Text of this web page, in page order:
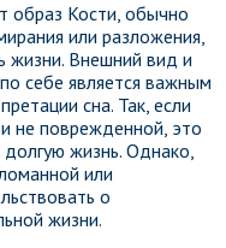
образ Кости, обычно
или разложения,
жизни. Внешний вид и
себе является важным
сна. Так, если
не поврежденной, это
жизнь. Однако,
или
о
жизни.